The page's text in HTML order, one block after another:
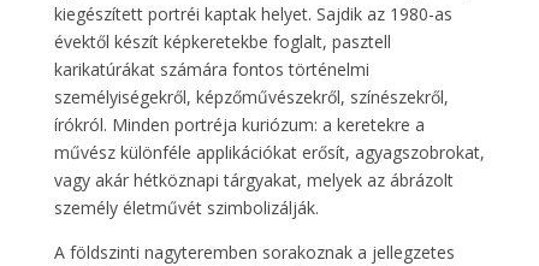
kiegészített portréi kaptak helyet. Sajdik az 1980-as
évektől készít képkeretekbe foglalt, pasztell
karikatúrákat számára fontos történelmi
személyiségekről, képzőművészekről, színészekről,
írókról. Minden portréja kuriózum: a keretekre a
művész különféle applikációkat erősít, agyagszobrokat,
vagy akár hétköznapi tárgyakat, melyek az ábrázolt
személy életművét szimbolizálják.
A földszinti nagyteremben sorakoznak a jellegzetes